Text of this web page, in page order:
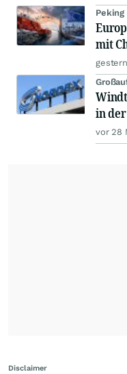
mit
in
vor 28
Disclaimer